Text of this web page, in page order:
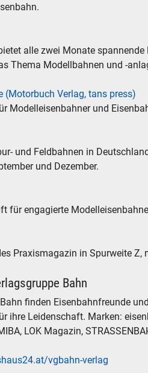
alle zwei Monate
Thema Modellbahnen und -
(Motorbuch Verlag, tans press)
Modelleisenbahner und
und Feldbahnen in
und Dezember.
für engagierte
Praxismagazin in Spurweite
Bahn
finden Eisenbahnfreunde
ihre Leidenschaft. Marken:
LOK Magazin,
vgbahn-verlag